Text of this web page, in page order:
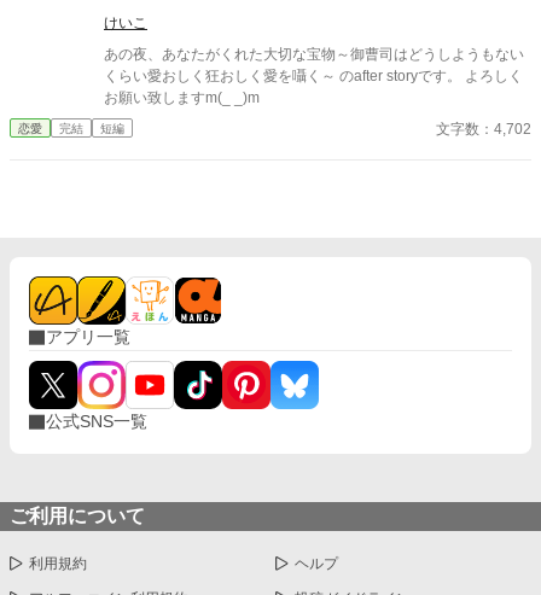
ry】
けいこ
あの夜、あなたがくれた大切な宝物～御曹司はどうしようもない
くらい愛おしく狂おしく愛を囁く～ のafter storyです。 よろしく
お願い致しますm(_ _)m
恋愛 完結 短編 文字数：4,702
アプリ一覧
公式SNS一覧
ご利用について
利用規約 ヘルプ